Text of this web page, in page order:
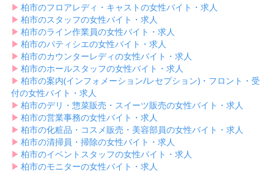
▶︎ 柏市のフロアレディ・キャストの女性バイト・求人
▶︎ 柏市のスタッフの女性バイト・求人
▶︎ 柏市のライン作業員の女性バイト・求人
▶︎ 柏市のパティシエの女性バイト・求人
▶︎ 柏市のカウンターレディの女性バイト・求人
▶︎ 柏市のホールスタッフの女性バイト・求人
▶︎ 柏市の案内(インフォメーション/レセプション)・フロント・受
付の女性バイト・求人
▶︎ 柏市のデリ・惣菜販売・スイーツ販売の女性バイト・求人
▶︎ 柏市の営業事務の女性バイト・求人
▶︎ 柏市の化粧品・コスメ販売・美容部員の女性バイト・求人
▶︎ 柏市の清掃員・掃除の女性バイト・求人
▶︎ 柏市のイベントスタッフの女性バイト・求人
▶︎ 柏市のモニターの女性バイト・求人